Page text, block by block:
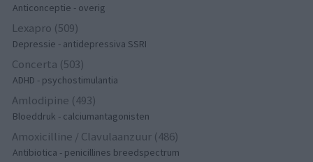
Anticonceptie - overig
Lexapro (509)
Depressie - antidepressiva SSRI
Concerta (503)
ADHD - psychostimulantia
Amlodipine (493)
Bloeddruk - calciumantagonisten
Amoxicilline / Clavulaanzuur (486)
Antibiotica - penicillines breedspectrum